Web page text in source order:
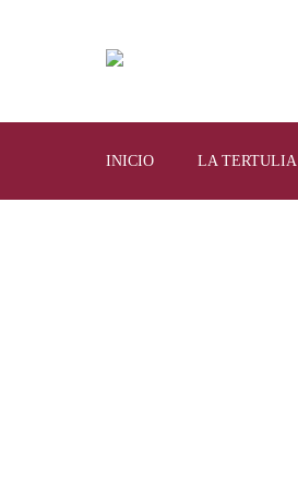
INICIO LA TERTULIA